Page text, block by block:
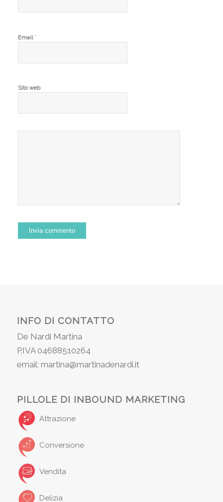
Email *
Sito web
INFO DI CONTATTO
De Nardi Martina
P.IVA 04688510264
email: martina@martinadenardi.it
PILLOLE DI INBOUND MARKETING
Attrazione
Conversione
Vendita
Delizia